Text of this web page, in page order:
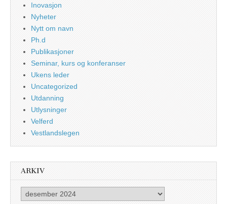
Inovasjon
Nyheter
Nytt om navn
Ph.d
Publikasjoner
Seminar, kurs og konferanser
Ukens leder
Uncategorized
Utdanning
Utlysninger
Velferd
Vestlandslegen
ARKIV
Arkiv